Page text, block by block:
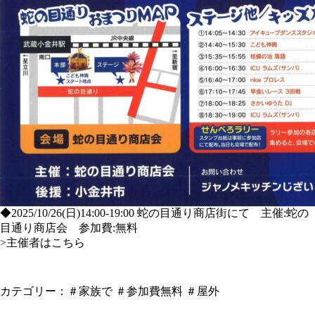
◆2025/10/26(日)14:00-19:00 蛇の目通り商店街にて 主催:蛇の
目通り商店会 参加費:無料
>主催者はこちら
カテゴリー： ＃家族で ＃参加費無料 ＃屋外